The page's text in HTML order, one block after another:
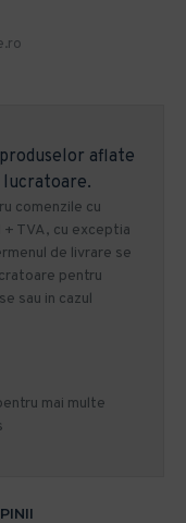
aflate
lucratoare.
comenzile cu
TVA, cu exceptia
de livrare se
pentru
sau in cazul
mai multe